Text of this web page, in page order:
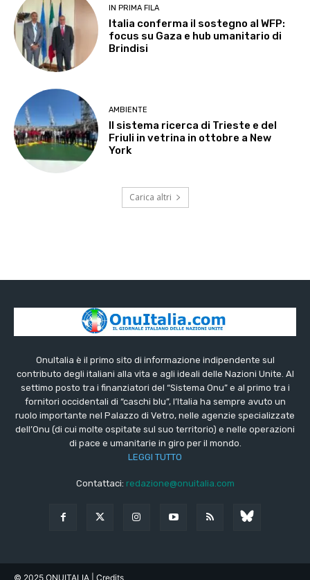
IN PRIMA FILA
Italia conferma il sostegno al WFP:
focus su Gaza e hub umanitario di
Brindisi
AMBIENTE
Il sistema ricerca di Trieste e del
Friuli in vetrina in ottobre a New
York
Carica altri
OnuItalia è il primo sito di informazione indipendente sul
contributo degli italiani alla vita e agli ideali delle Nazioni Unite. Al
settimo posto tra i finanziatori del “Sistema Onu” e al primo tra i
fornitori occidentali di “caschi blu”, l’Italia ha sempre avuto un
ruolo importante nel Palazzo di Vetro, nelle agenzie specializzate
dell’Onu (di cui molte ospitate sul suo territorio) e nelle operazioni
di pace e umanitarie in giro per il mondo.
LEGGI TUTTO
Contattaci: redazione@onuitalia.com
© 2025 ONUITALIA | Credits